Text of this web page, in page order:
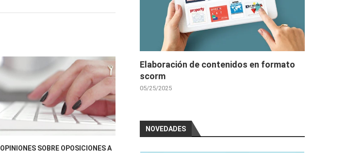
OPINIONES SOBRE OPOSICIONES A
Elaboración de contenidos en formato
scorm
05/25/2025
NOVEDADES